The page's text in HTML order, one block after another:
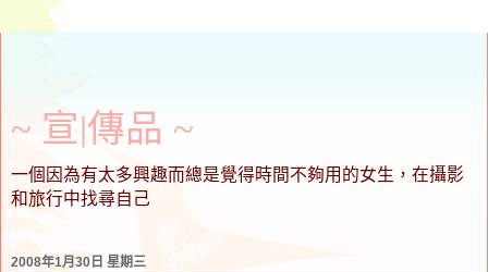
~ 宣∣傳品 ~
一個因為有太多興趣而總是覺得時間不夠用的女生，在攝影
和旅行中找尋自己
2008年1月30日 星期三